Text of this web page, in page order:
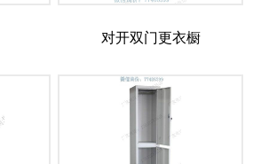
对开双门更衣橱